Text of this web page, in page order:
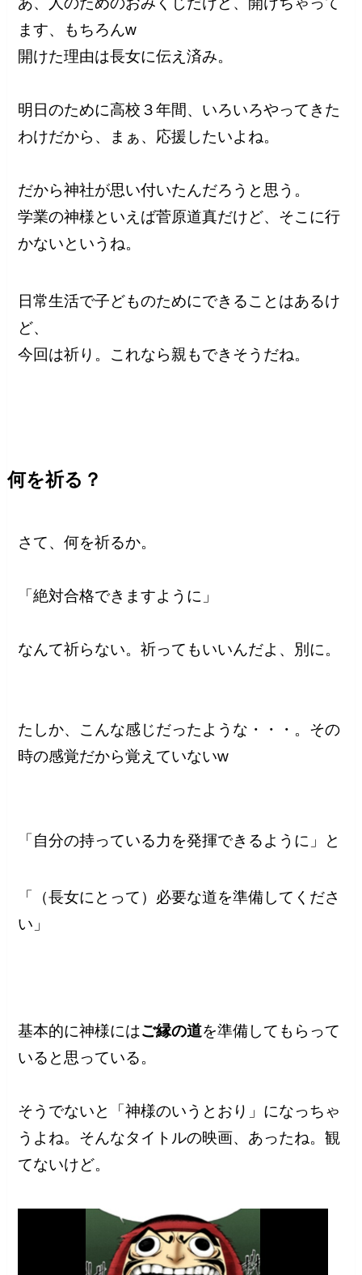
ます、もちろんw
開けた理由は長女に伝え済み。
明日のために高校３年間、いろいろやってきた
わけだから、まぁ、応援したいよね。
だから神社が思い付いたんだろうと思う。
学業の神様といえば菅原道真だけど、そこに行
かないというね。
日常生活で子どものためにできることはあるけ
ど、
今回は祈り。これなら親もできそうだね。
何を祈る？
さて、何を祈るか。
「絶対合格できますように」
なんて祈らない。祈ってもいいんだよ、別に。
たしか、こんな感じだったような・・・。その
時の感覚だから覚えていないw
「自分の持っている力を発揮できるように」と
「（長女にとって）必要な道を準備してくださ
い」
基本的に神様にはご縁の道を準備してもらって
いると思っている。
そうでないと「神様のいうとおり」になっちゃ
うよね。そんなタイトルの映画、あったね。観
てないけど。